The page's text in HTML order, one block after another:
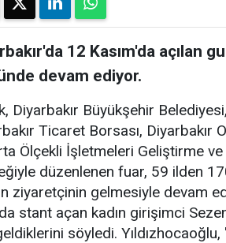
12 Kasım'da açılan
devam ediyor.
Diyarbakır Büyükşehir
Ticaret Borsası,
Ölçekli İşletmeleri Geliştirme ve
düzenlenen fuar, 59 ilden
ziyaretçinin gelmesiyle devam
stant açan kadın girişimci
söyledi.